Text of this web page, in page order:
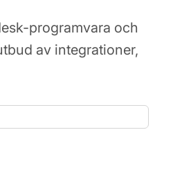
programvara och
av integrationer,